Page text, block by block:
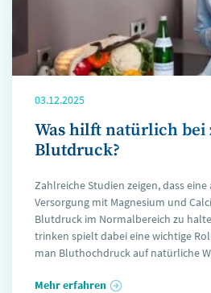
03.12.2025
Was hilft natürlich bei
Blutdruck?
Zahlreiche Studien zeigen, dass
Versorgung mit Magnesium und
Blutdruck im Normalbereich zu
trinken spielt dabei eine wichtige
man Bluthochdruck auf natürliche
Mehr erfahren